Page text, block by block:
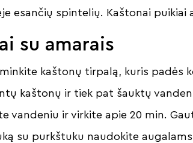
esančių spintelių. Kaštonai puikiai
su amarais
kaštonų tirpalą, kuris padės
kaštonų ir tiek pat šauktų
vandeniu ir virkite apie 20 min.
su purkštuku naudokite